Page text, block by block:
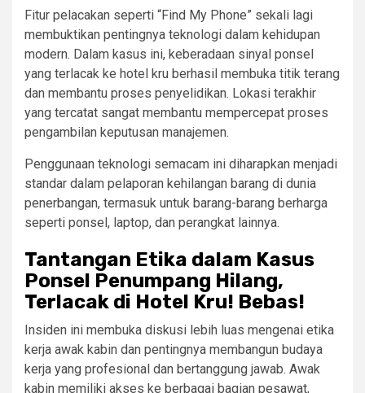
Fitur pelacakan seperti “Find My Phone” sekali lagi
membuktikan pentingnya teknologi dalam kehidupan
modern. Dalam kasus ini, keberadaan sinyal ponsel
yang terlacak ke hotel kru berhasil membuka titik terang
dan membantu proses penyelidikan. Lokasi terakhir
yang tercatat sangat membantu mempercepat proses
pengambilan keputusan manajemen.
Penggunaan teknologi semacam ini diharapkan menjadi
standar dalam pelaporan kehilangan barang di dunia
penerbangan, termasuk untuk barang-barang berharga
seperti ponsel, laptop, dan perangkat lainnya.
Tantangan Etika dalam Kasus
Ponsel Penumpang Hilang,
Terlacak di Hotel Kru! Bebas!
Insiden ini membuka diskusi lebih luas mengenai etika
kerja awak kabin dan pentingnya membangun budaya
kerja yang profesional dan bertanggung jawab. Awak
kabin memiliki akses ke berbagai bagian pesawat,